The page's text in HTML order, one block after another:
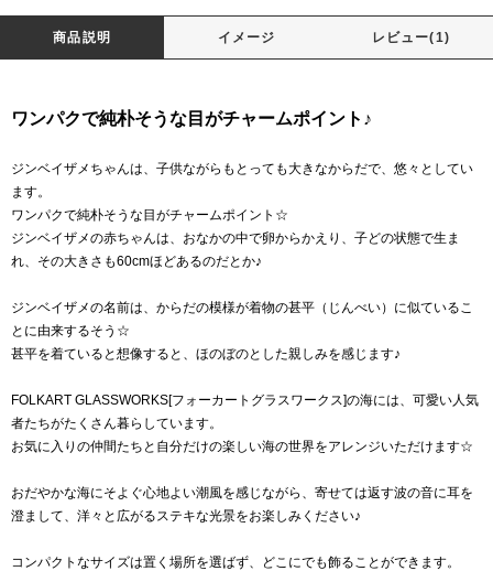
商品説明 イメージ レビュー(1)
ワンパクで純朴そうな目がチャームポイント♪
ジンベイザメちゃんは、子供ながらもとっても大きなからだで、悠々としてい
ます。
ワンパクで純朴そうな目がチャームポイント☆
ジンベイザメの赤ちゃんは、おなかの中で卵からかえり、子どの状態で生ま
れ、その大きさも60cmほどあるのだとか♪
ジンベイザメの名前は、からだの模様が着物の甚平（じんべい）に似ているこ
とに由来するそう☆
甚平を着ていると想像すると、ほのぼのとした親しみを感じます♪
FOLKART GLASSWORKS[フォーカートグラスワークス]の海には、可愛い人気
者たちがたくさん暮らしています。
お気に入りの仲間たちと自分だけの楽しい海の世界をアレンジいただけます☆
おだやかな海にそよぐ心地よい潮風を感じながら、寄せては返す波の音に耳を
澄まして、洋々と広がるステキな光景をお楽しみください♪
コンパクトなサイズは置く場所を選ばず、どこにでも飾ることができます。